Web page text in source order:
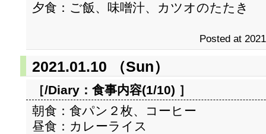
夕食：ご飯、味噌汁、カツオのたたき
Posted at
2021.01.10 （Sun）
［/Diary： 食事内容(1/10) ］
朝食：食パン２枚、コーヒー
昼食：カレーライス